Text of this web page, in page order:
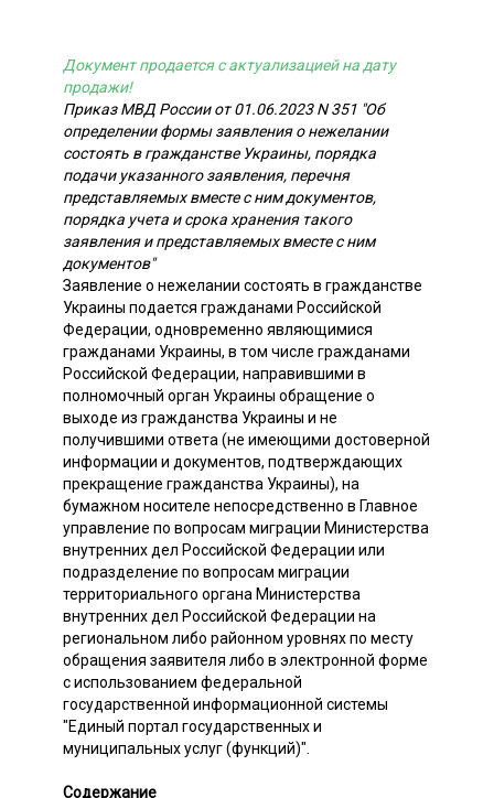
Документ продается с актуализацией на дату
продажи!
Приказ МВД России от 01.06.2023 N 351 "Об
определении формы заявления о нежелании
состоять в гражданстве Украины, порядка
подачи указанного заявления, перечня
представляемых вместе с ним документов,
порядка учета и срока хранения такого
заявления и представляемых вместе с ним
документов"
Заявление о нежелании состоять в гражданстве
Украины подается гражданами Российской
Федерации, одновременно являющимися
гражданами Украины, в том числе гражданами
Российской Федерации, направившими в
полномочный орган Украины обращение о
выходе из гражданства Украины и не
получившими ответа (не имеющими достоверной
информации и документов, подтверждающих
прекращение гражданства Украины), на
бумажном носителе непосредственно в Главное
управление по вопросам миграции Министерства
внутренних дел Российской Федерации или
подразделение по вопросам миграции
территориального органа Министерства
внутренних дел Российской Федерации на
региональном либо районном уровнях по месту
обращения заявителя либо в электронной форме
с использованием федеральной
государственной информационной системы
"Единый портал государственных и
муниципальных услуг (функций)".
Содержание